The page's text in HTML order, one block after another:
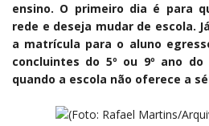
ensino. O primeiro dia é para
rede e deseja mudar de escola.
a matrícula para o aluno
concluintes do 5º ou 9º ano
quando a escola não oferece a